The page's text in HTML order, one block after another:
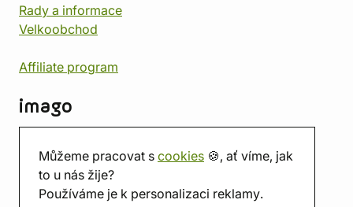
Můžeme pracovat s cookies 🍪, ať víme, jak
to u nás žije?
Používáme je k personalizaci reklamy.
Rady a informace
Velkoobchod
Affiliate program
imago
Prodejna
Herna
O nás